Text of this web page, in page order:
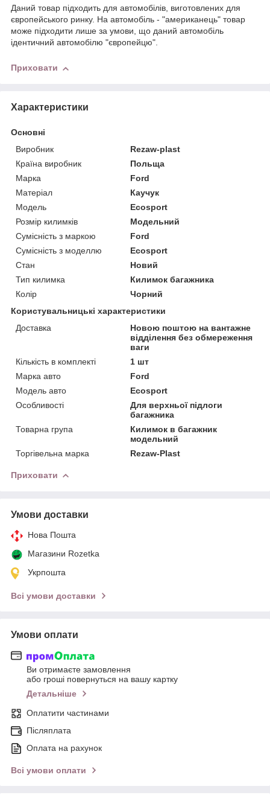
Даний товар підходить для автомобілів, виготовлених для
європейського ринку. На автомобіль - "американець" товар
може підходити лише за умови, що даний автомобіль
ідентичний автомобілю "європейцю".
Приховати
Характеристики
Основні
Виробник
Rezaw-plast
Країна виробник
Польща
Марка
Ford
Матеріал
Каучук
Модель
Ecosport
Розмір килимків
Модельний
Сумісність з маркою
Ford
Сумісність з моделлю
Ecosport
Стан
Новий
Тип килимка
Килимок багажника
Колір
Чорний
Користувальницькі характеристики
Доставка
Новою поштою на вантажне
відділення без обмереження
ваги
Кількість в комплекті
1 шт
Марка авто
Ford
Модель авто
Ecosport
Особливості
Для верхньої підлоги
багажника
Товарна група
Килимок в багажник
модельний
Торгівельна марка
Rezaw-Plast
Приховати
Умови доставки
Нова Пошта
Магазини Rozetka
Укрпошта
Всі умови доставки
Умови оплати
Ви отримаєте замовлення
або гроші повернуться на вашу картку
Детальніше
Оплатити частинами
Післяплата
Оплата на рахунок
Всі умови оплати